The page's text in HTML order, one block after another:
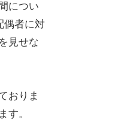
につい
偶者に対
見せな
おりま
す。